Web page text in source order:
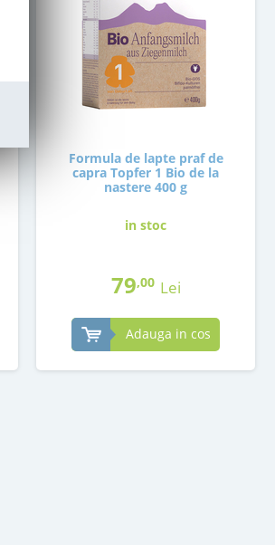
Formula de lapte praf de
capra Topfer 1 Bio de la
nastere 400 g
in stoc
79,00 Lei
Adauga in cos